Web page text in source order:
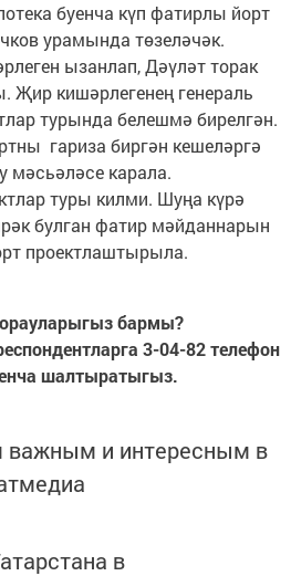
буенча күп фатирлы йорт
урамында төзеләчәк.
ызанлап, Дәүләт торак
кишәрлегенең генераль
турында белешмә бирелгән.
гариза биргән кешеләргә
мәсьәләсе карала.
туры килми. Шуңа күрә
булган фатир мәйданнарын
проектлаштырыла.
бармы?
3-04-82 телефон
шалтыратыгыз.
важным и интересным в
в